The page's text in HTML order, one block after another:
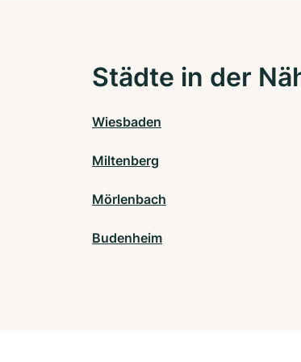
Städte in der
Wiesbaden
Miltenberg
Mörlenbach
Budenheim